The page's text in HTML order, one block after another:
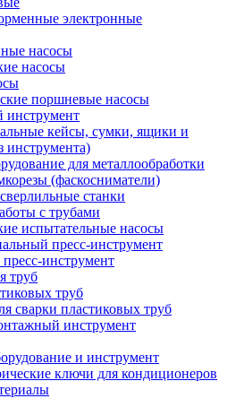
электронные
насосы
насосы
поршневые насосы
инструмент
кейсы, сумки, ящики и
инструмента)
для металлообработки
(фаскосниматели)
станки
с трубами
испытательные насосы
пресс-инструмент
инструмент
труб
труб
сварки пластиковых труб
инструмент
и инструмент
ключи для кондиционеров